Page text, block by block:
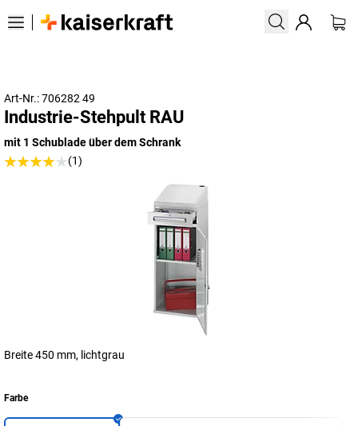
Art-Nr.: 706282 49
Industrie-Stehpult RAU
mit 1 Schublade über dem Schrank
(1)
Breite 450 mm, lichtgrau
Farbe